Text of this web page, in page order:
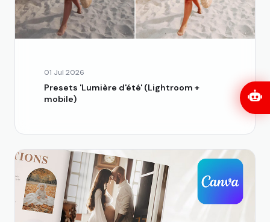
01 Jul 2026
Presets 'Lumière d'été' (Lightroom +
mobile)